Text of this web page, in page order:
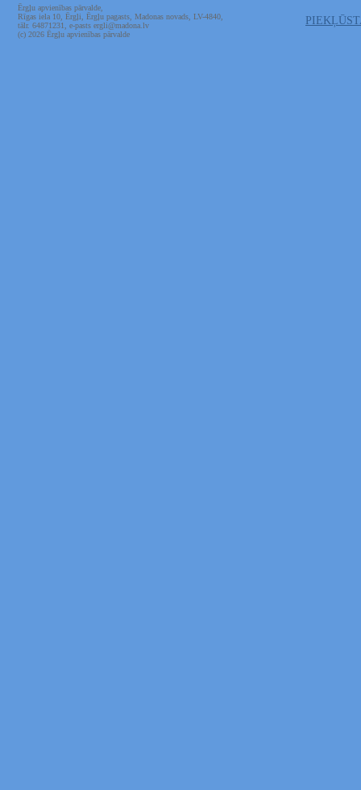
Ērgļu apvienības pārvalde,
Rīgas iela 10, Ērgļi, Ērgļu pagasts, Madonas novads, LV-4840,
tālr. 64871231, e-pasts ergli@madona.lv
(c) 2026 Ērgļu apvienības pārvalde